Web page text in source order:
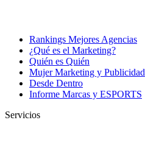
Rankings Mejores Agencias
¿Qué es el Marketing?
Quién es Quién
Mujer Marketing y Publicidad
Desde Dentro
Informe Marcas y ESPORTS
Servicios